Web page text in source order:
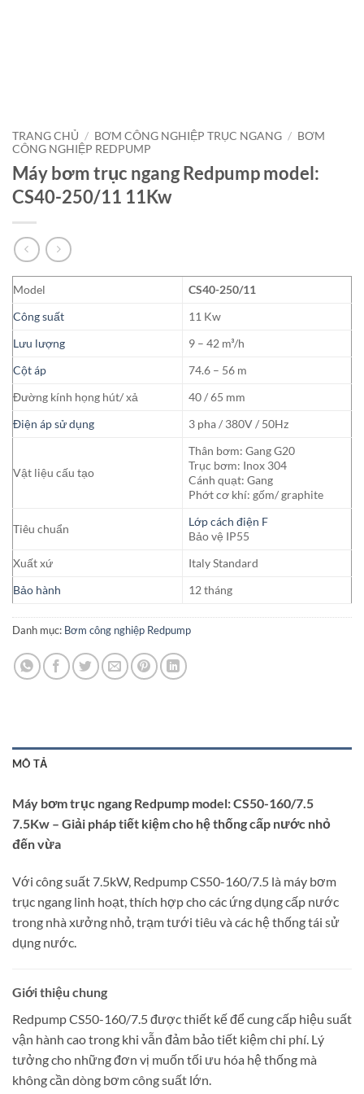
TRANG CHỦ / BƠM CÔNG NGHIỆP TRỤC NGANG / BƠM
CÔNG NGHIỆP REDPUMP
Máy bơm trục ngang Redpump model:
CS40-250/11 11Kw
Model
CS40-250/11
Công suất
11 Kw
Lưu lượng
9 – 42 m³/h
Cột áp
74.6 – 56 m
Đường kính họng hút/ xả
40 / 65 mm
Điện áp sử dụng
3 pha / 380V / 50Hz
Vật liệu cấu tạo
Thân bơm: Gang G20
Trục bơm: Inox 304
Cánh quạt: Gang
Phớt cơ khí: gốm/ graphite
Tiêu chuẩn
Lớp cách điện F
Bảo vệ IP55
Xuất xứ
Italy Standard
Bảo hành
12 tháng
Danh mục: Bơm công nghiệp Redpump
MÔ TẢ
Máy bơm trục ngang Redpump model: CS50-160/7.5
7.5Kw – Giải pháp tiết kiệm cho hệ thống cấp nước nhỏ
đến vừa
Với công suất 7.5kW, Redpump CS50-160/7.5 là máy bơm
trục ngang linh hoạt, thích hợp cho các ứng dụng cấp nước
trong nhà xưởng nhỏ, trạm tưới tiêu và các hệ thống tái sử
dụng nước.
Giới thiệu chung
Redpump CS50-160/7.5 được thiết kế để cung cấp hiệu suất
vận hành cao trong khi vẫn đảm bảo tiết kiệm chi phí. Lý
tưởng cho những đơn vị muốn tối ưu hóa hệ thống mà
không cần dòng bơm công suất lớn.